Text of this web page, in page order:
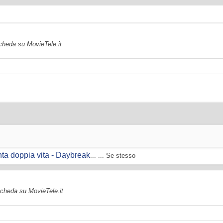
su MovieTele.it
doppia vita - Daybreak... ... Se stesso
su MovieTele.it